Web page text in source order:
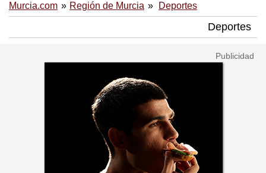
Murcia.com Región de Murcia Deportes
Deportes